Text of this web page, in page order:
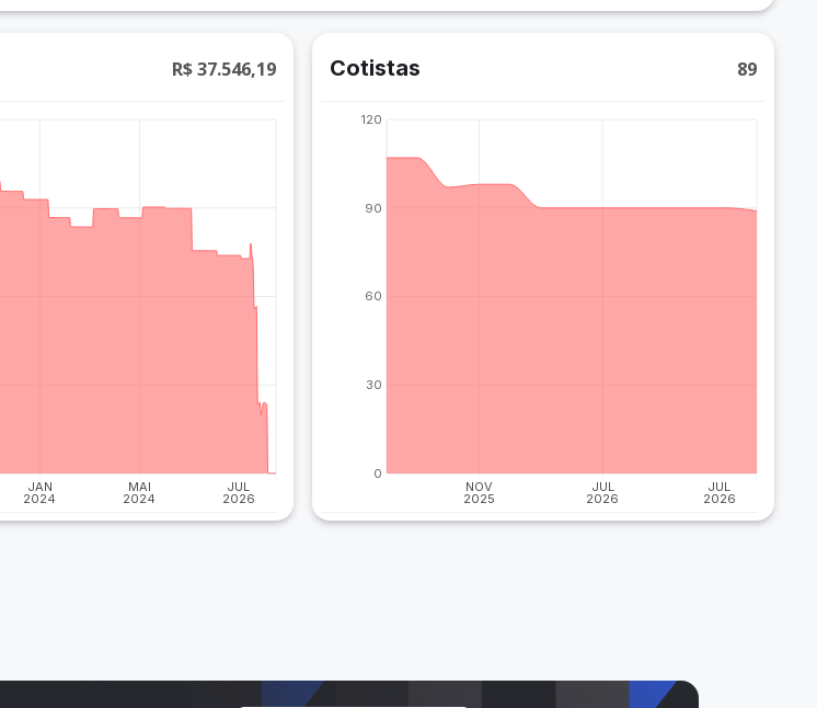
R$ 37.546,19
JAN
2024
MAI
2024
JUL
2026
Cotistas 89
NOV
2025
JUL
2026
JUL
2026
0
30
60
90
120